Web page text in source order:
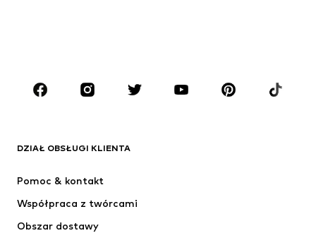
ODZIEŻ
Kurtki
Garnitury & marynarki
Moda plażowa
DZIAŁ OBSŁUGI KLIENTA
Pomoc & kontakt
Współpraca z twórcami
Obszar dostawy